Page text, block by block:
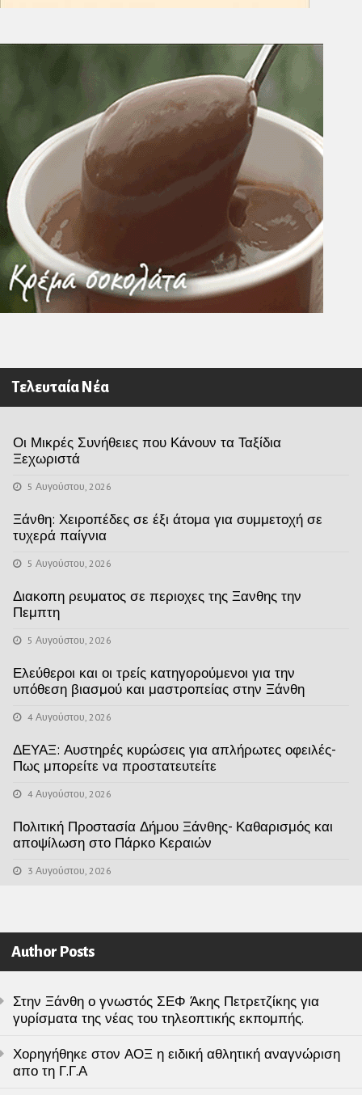
Τελευταία Νέα
Οι Μικρές Συνήθειες που Κάνουν τα Ταξίδια
Ξεχωριστά
5 Αυγούστου, 2026
Ξάνθη: Χειροπέδες σε έξι άτομα για συμμετοχή σε
τυχερά παίγνια
5 Αυγούστου, 2026
Διακοπη ρευματος σε περιοχες της Ξανθης την
Πεμπτη
5 Αυγούστου, 2026
Ελεύθεροι και οι τρείς κατηγορούμενοι για την
υπόθεση βιασμού και μαστροπείας στην Ξάνθη
4 Αυγούστου, 2026
ΔΕΥΑΞ: Αυστηρές κυρώσεις για απλήρωτες οφειλές-
Πως μπορείτε να προστατευτείτε
4 Αυγούστου, 2026
Πολιτική Προστασία Δήμου Ξάνθης- Καθαρισμός και
αποψίλωση στο Πάρκο Κεραιών
3 Αυγούστου, 2026
Author Posts
Στην Ξάνθη ο γνωστός ΣΕΦ Άκης Πετρετζίκης για
γυρίσματα της νέας του τηλεοπτικής εκπομπής.
Χορηγήθηκε στον ΑΟΞ η ειδική αθλητική αναγνώριση
απο τη Γ.Γ.Α